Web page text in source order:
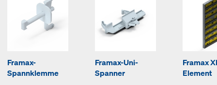
Framax-
Spannklemme
Framax-Uni-
Spanner
Framax
Element